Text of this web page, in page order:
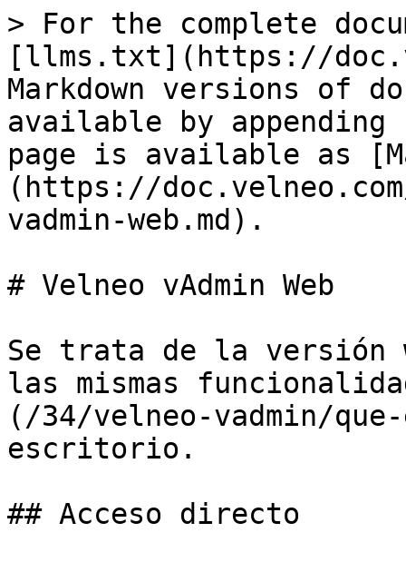
> For the complete
[llms.txt](https://
Markdown versions of
available by
page is available as
(https://
vadmin-web.md).
# Velneo vAdmin Web
Se trata de la versión
las mismas
(/34/velneo-vadmin/
escritorio.
## Acceso directo